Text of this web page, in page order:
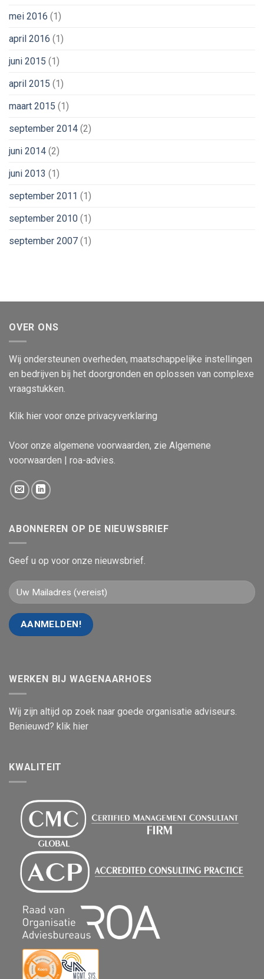
mei 2016 (1)
april 2016 (1)
juni 2015 (1)
april 2015 (1)
maart 2015 (1)
september 2014 (2)
juni 2014 (2)
juni 2013 (1)
september 2011 (1)
september 2010 (1)
september 2007 (1)
OVER ONS
Wij ondersteunen overheden, maatschappelijke instellingen
en bedrijven bij het doorgronden en oplossen van complexe
vraagstukken.
Klik hier voor onze privacyverklaring
Voor onze algemene voorwaarden, zie Algemene
voorwaarden | roa-advies.
ABONNEREN OP DE NIEUWSBRIEF
Geef u op voor onze nieuwsbrief.
WERKEN BIJ WAGENAARHOES
Wij zijn altijd op zoek naar goede organisatie adviseurs.
Benieuwd? klik hier
KWALITEIT